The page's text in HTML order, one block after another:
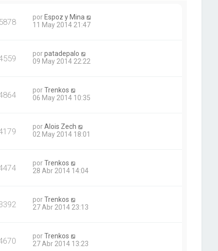
5878 por Espoz y Mina
11 May 2014 21:47
porpatadepalo
09 May 2014 22:22
porTrenkos
06 May 2014 10:35
porAlois Zech
02 May 2014 18:01
porTrenkos
28 Abr 2014 14:04
porTrenkos
27 Abr 2014 23:13
porTrenkos
27 Abr 2014 13:23